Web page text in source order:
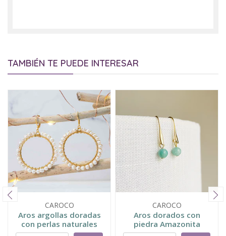
TAMBIÉN TE PUEDE INTERESAR
CAROCO
Aros argollas doradas
con perlas naturales
CAROCO
Aros dorados con
piedra Amazonita